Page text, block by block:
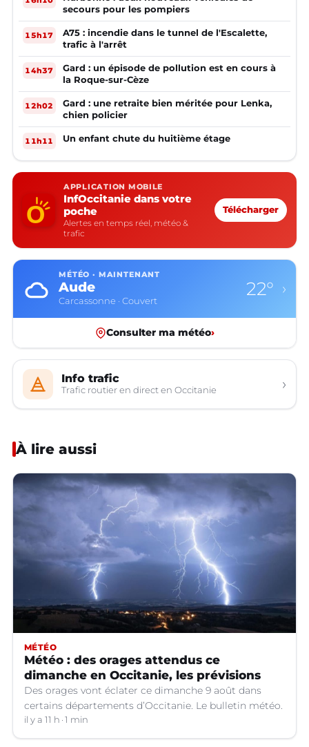
secours pour les pompiers
15h17
A75 : incendie dans le tunnel de l'Escalette,
trafic à l'arrêt
14h37
Gard : un épisode de pollution est en cours à
la Roque-sur-Cèze
12h02
Gard : une retraite bien méritée pour Lenka,
chien policier
11h11 Un enfant chute du huitième étage
APPLICATION MOBILE
InfOccitanie dans votre
poche
Alertes en temps réel, météo &
trafic
Télécharger
MÉTÉO · MAINTENANT
Aude
Carcassonne · Couvert
22° ›
Consulter ma météo›
Info trafic
Trafic routier en direct en Occitanie ›
À lire aussi
MÉTÉO
Météo : des orages attendus ce
dimanche en Occitanie, les prévisions
Des orages vont éclater ce dimanche 9 août dans
certains départements d’Occitanie. Le bulletin météo.
il y a 11 h 1 min